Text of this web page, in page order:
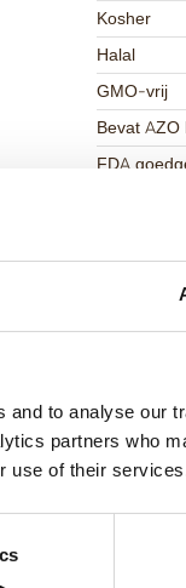
and to analyse our
partners who
use of their
Kosher
Halal
GMO-vrij
Bevat AZO
FDA